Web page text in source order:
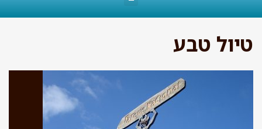
טיול טבע